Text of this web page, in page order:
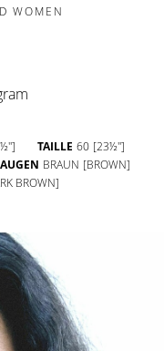
WOMEN
TAILLE 60 [23½'']
AUGEN BRAUN [BROWN]
BROWN]